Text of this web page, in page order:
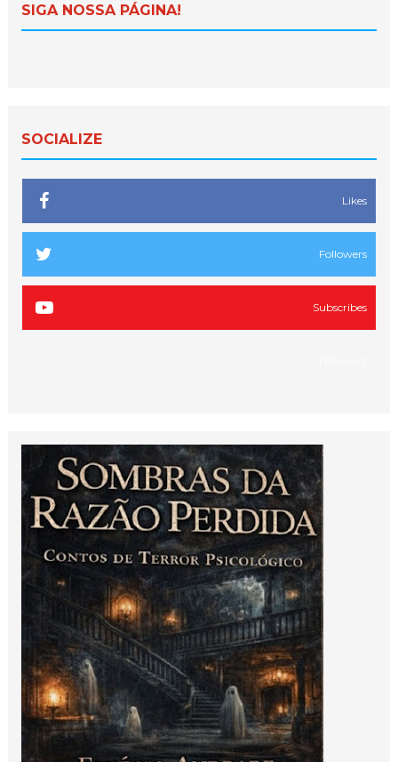
SIGA NOSSA PÁGINA!
SOCIALIZE
Likes
Followers
Subscribes